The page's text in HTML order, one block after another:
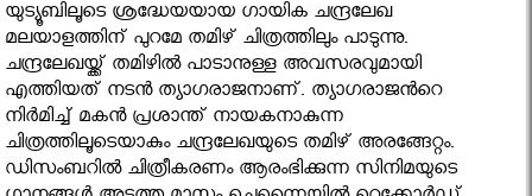
യുട്യൂബിലൂടെ ശ്രദ്ധേയയായ ഗായിക ചന്ദ്രലേഖ
മലയാളത്തിന് പുറമേ തമിഴ് ചിത്രത്തിലും പാടുന്നു.
ചന്ദ്രലേഖയ്ക്ക് തമിഴില്‍ പാടാനുള്ള അവസരവുമായി
എത്തിയത് നടന്‍ ത്യാഗരാജനാണ്. ത്യാഗരാജൻറെ
നിര്‍മിച്ച് മകന്‍ പ്രശാന്ത് നായകനാകുന്ന
ചിത്രത്തിലൂടെയാകും ചന്ദ്രലേഖയുടെ തമിഴ് അരങ്ങേറ്റം.
ഡിസംബറില്‍ ചിത്രീകരണം ആരംഭിക്കുന്ന സിനിമയുടെ